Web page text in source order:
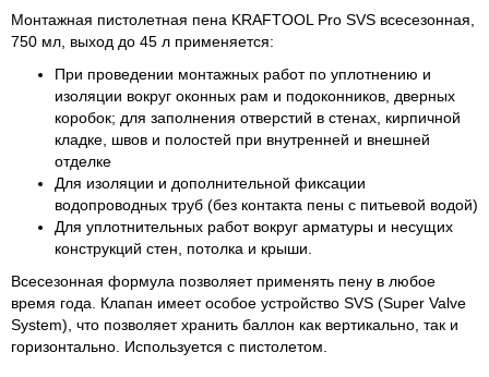
Монтажная пистолетная пена KRAFTOOL Pro SVS всесезонная,
750 мл, выход до 45 л применяется:
При проведении монтажных работ по уплотнению и
изоляции вокруг оконных рам и подоконников, дверных
коробок; для заполнения отверстий в стенах, кирпичной
кладке, швов и полостей при внутренней и внешней
отделке
Для изоляции и дополнительной фиксации
водопроводных труб (без контакта пены с питьевой водой)
Для уплотнительных работ вокруг арматуры и несущих
конструкций стен, потолка и крыши.
Всесезонная формула позволяет применять пену в любое
время года. Клапан имеет особое устройство SVS (Super Valve
System), что позволяет хранить баллон как вертикально, так и
горизонтально. Используется с пистолетом.